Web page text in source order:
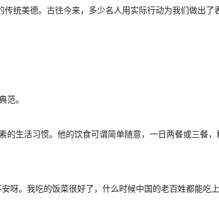
传统美德。古往今来，多少名人用实际行动为我们做出
范。
的生活习惯。他的饮食可谓简单随意，一日两餐或三餐
呀。我吃的饭菜很好了，什么时候中国的老百姓都能吃